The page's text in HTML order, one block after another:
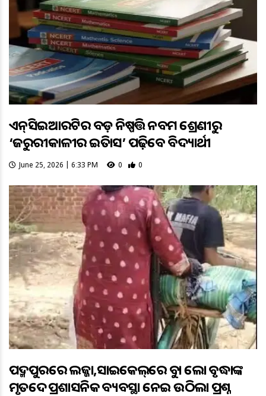
ଏନ୍‌ସିଇଆରଟିର ବଡ଼ ନିଷ୍ପତ୍ତି ନବମ ଶ୍ରେଣୀରୁ
‘ଜରୁରୀକାଳୀର ଇତିହାସ’ ପଢ଼ିବେ ବିଦ୍ୟାର୍ଥୀ
June 25, 2026 | 6:33 PM 0 0
ପଦ୍ମପୁରରେ ଲଜ୍ଜା,ସାଇକେଲ୍‌ରେ ବୁହା ହେଲା ବୃଦ୍ଧାଙ୍କ
ମୃତଦେହ ପ୍ରଶାସନିକ ବ୍ୟବସ୍ଥା ନେଇ ଉଠିଲା ପ୍ରଶ୍ନ